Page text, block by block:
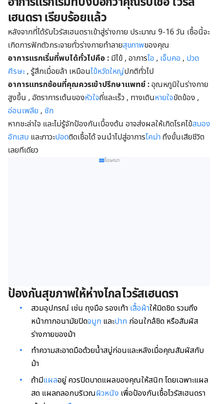
เฮนดรา เรียบร้อยแล้ว
หลังจากที่ได้รับไวรัสเฮนดราเข้าสู่ร่างกาย ประมาณ 9-16 วัน เชื้อนี้จะ
เกิดการฟักตัวกระจายทั่วร่างกายทำลายสุขภาพของคุณ
อาการแรกเริ่มที่พบได้ทั่วไปคือ : มีไข้ , อาการไอ , เจ็บคอ , ปวด
ศีรษะ, รู้สึกเมื่อยล้า เหมือนไข้หวัดใหญ่ปกติทั่วไป
อาการแทรกซ้อนที่คุณควรเข้าปรึกษาแพทย์ :อุณหภูมิในร่างกาย
สูงขึ้น , อัตราการเต้นของหัวใจถี่และเร็ว , ทางเดินหายใจขัดข้อง ,
อ่อนเพลีย , ชัก
หากชะล่าใจ และไม่รู้จักป้องกันเบื้องต้น อาจส่งผลให้เกิดโรคไข้สมอง
อักเสบ และภาวะปอดติดเชื้อได้ จนนำไปสู่อาการโคม่าถึงขั้นเสียชีวิต
เลยทีเดียว
โฆษณา
ป้องกันสุขภาพให้ห่างไกลไวรัสเฮนดรา
สวมอุปกรณ์ เช่น ถุงมือ รองเท้า เสื้อผ้าให้มิดชิด รวมถึง
หน้ากากอนามัยปิดจมูก และปาก ก่อนใกล้ชิด หรือสัมผัส
ร่างกายของม้า
ทำความสะอาดมือด้วยน้ำสบู่ก่อนและหลังเมื่อคุณสัมผัสกับ
ม้า
ถ้ามีแผลอยู่ ควรปิดบาดแผลของคุณให้สนิท โดยเฉพาะแผล
สด แผลถลอกบริเวณผิวหนัง เพื่อป้องกันเชื้อไวรัสเฮนดรา